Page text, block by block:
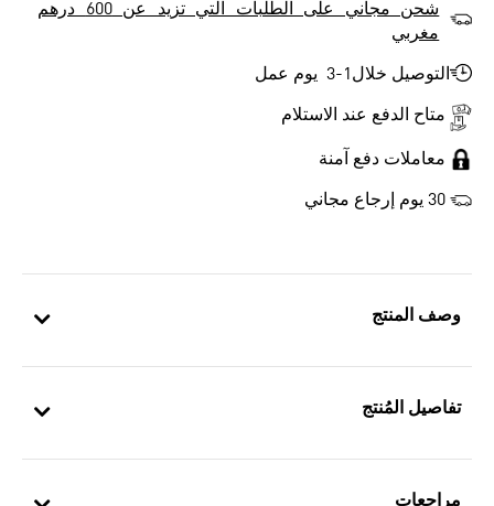
وصف المنتج
تفاصيل المُنتج
مراجعات
شحن مجاني على الطلبات التي تزيد عن 600 درهم
مغربي
التوصيل خلال1-3 يوم عمل
متاح الدفع عند الاستلام
معاملات دفع آمنة